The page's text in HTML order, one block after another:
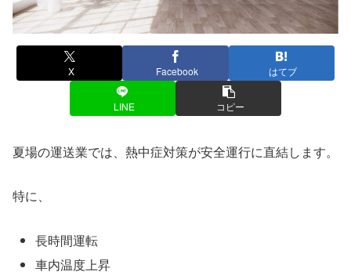
X Facebook はてブ
LINE コピー
夏場の運送業では、熱中症対策が安全運行に直結します。
特に、
長時間運転
車内温度上昇